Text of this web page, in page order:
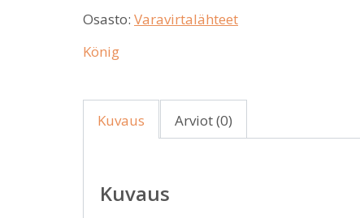
Osasto: Varavirtalähteet
König
Kuvaus Arviot (0)
Kuvaus